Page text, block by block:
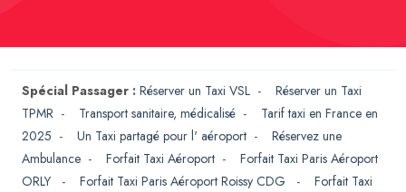
Spécial Passager : Réserver un Taxi VSL - Réserver un Taxi
TPMR - Transport sanitaire, médicalisé - Tarif taxi en France en
2025 - Un Taxi partagé pour l' aéroport - Réservez une
Ambulance - Forfait Taxi Aéroport - Forfait Taxi Paris Aéroport
ORLY
- Forfait Taxi Paris Aéroport Roissy CDG - Forfait Taxi